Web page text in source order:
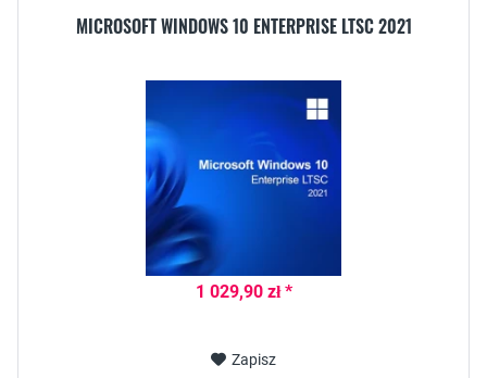
MICROSOFT WINDOWS 10 ENTERPRISE LTSC 2021
1 029,90 zł *
Zapisz